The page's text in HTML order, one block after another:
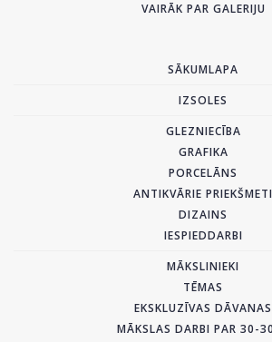
VAIRĀK PAR GALERIJU
SĀKUMLAPA
IZSOLES
GLEZNIECĪBA
GRAFIKA
PORCELĀNS
ANTIKVĀRIE PRIEKŠMETI
DIZAINS
IESPIEDDARBI
MĀKSLINIEKI
TĒMAS
EKSKLUZĪVAS DĀVANAS
MĀKSLAS DARBI PAR 30-